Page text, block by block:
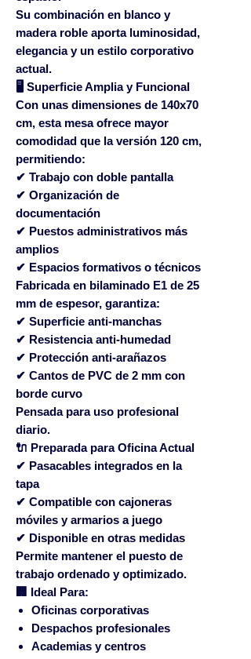
Su combinación en blanco y
madera roble aporta luminosidad,
elegancia y un estilo corporativo
actual.
🖥 Superficie Amplia y Funcional
Con unas dimensiones de 140x70
cm, esta mesa ofrece mayor
comodidad que la versión 120 cm,
permitiendo:
✔ Trabajo con doble pantalla
✔ Organización de
documentación
✔ Puestos administrativos más
amplios
✔ Espacios formativos o técnicos
Fabricada en bilaminado E1 de 25
mm de espesor, garantiza:
✔ Superficie anti-manchas
✔ Resistencia anti-humedad
✔ Protección anti-arañazos
✔ Cantos de PVC de 2 mm con
borde curvo
Pensada para uso profesional
diario.
🔌 Preparada para Oficina Actual
✔ Pasacables integrados en la
tapa
✔ Compatible con cajoneras
móviles y armarios a juego
✔ Disponible en otras medidas
Permite mantener el puesto de
trabajo ordenado y optimizado.
🏢 Ideal Para:
Oficinas corporativas
Despachos profesionales
Academias y centros